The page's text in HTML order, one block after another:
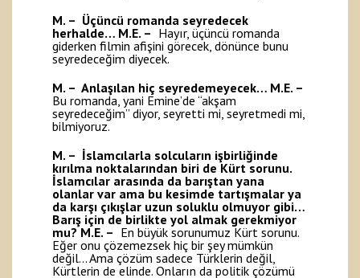
M. – Üçüncü romanda seyredecek
herhalde… M.E. – Hayır, üçüncü romanda
giderken filmin afişini görecek, dönünce bunu
seyredeceğim diyecek.
M. – Anlaşılan hiç seyredemeyecek… M.E. –
Bu romanda, yani Emine’de “akşam
seyredeceğim” diyor, seyretti mi, seyretmedi mi,
bilmiyoruz.
M. – İslamcılarla solcuların işbirliğinde
kırılma noktalarından biri de Kürt sorunu.
İslamcılar arasında da barıştan yana
olanlar var ama bu kesimde tartışmalar ya
da karşı çıkışlar uzun soluklu olmuyor gibi…
Barış için de birlikte yol almak gerekmiyor
mu?M.E. – En büyük sorunumuz Kürt sorunu.
Eğer onu çözemezsek hiç bir şey mümkün
değil… Ama çözüm sadece Türklerin değil,
Kürtlerin de elinde. Onların da politik çözümü